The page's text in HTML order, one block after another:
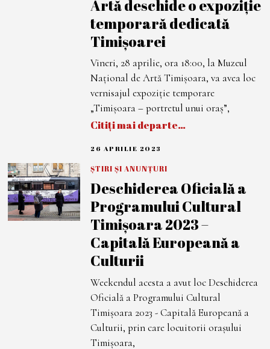
Artă deschide o expoziție
temporară dedicată
Timișoarei
Vineri, 28 aprilie, ora 18:00, la Muzeul
Național de Artă Timișoara, va avea loc
vernisajul expoziție temporare
„Timișoara – portretul unui oraș”,
Citiți mai departe…
26 APRILIE 2023
A
I
L
I
E
2
2
ȘTIRI ȘI ANUNȚURI
Deschiderea Oficială a
Programului Cultural
Timișoara 2023 –
Capitală Europeană a
Culturii
Weekendul acesta a avut loc Deschiderea
Oficială a Programului Cultural
Timișoara 2023 - Capitală Europeană a
Culturii, prin care locuitorii orașului
Timișoara,